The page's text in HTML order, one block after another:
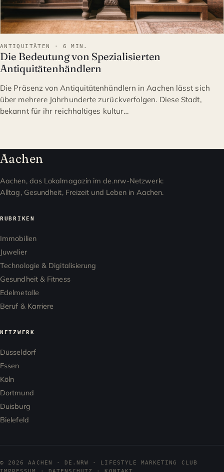
ANTIQUITÄTEN · 6 MIN.
Die Bedeutung von Spezialisierten
Antiquitätenhändlern
Die Präsenz von Antiquitätenhändlern in Aachen lässt sich
über mehrere Jahrhunderte zurückverfolgen. Diese Stadt,
bekannt für ihr reichhaltiges kultur…
Aachen
Aachen, das Lokalmagazin im de.nrw-Netzwerk:
Alltag, Gesundheit, Freizeit und Leben in Aachen.
RUBRIKEN
Immobilien
Juwelier
Technologie & Digitalisierung
Gesundheit & Fitness
Edelmetalle
Beruf & Karriere
NETZWERK
Düsseldorf
Essen
Köln
Dortmund
Duisburg
Bielefeld
© 2026 AACHEN · DE.NRW · LIFESTYLE MARKETING CLUB